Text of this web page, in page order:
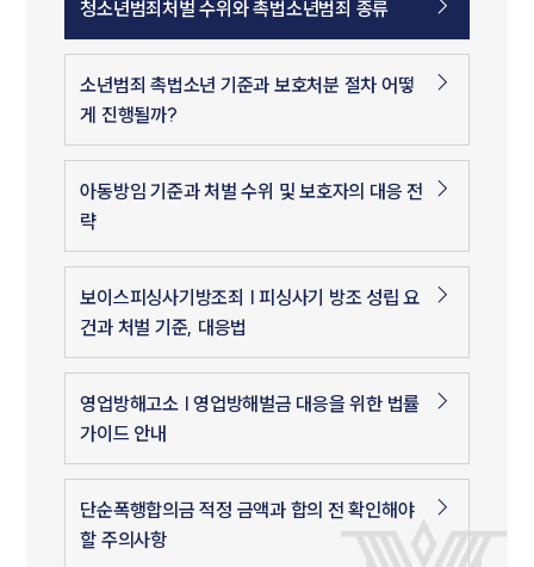
청소년범죄처벌 수위와 촉법소년범죄 종류
소년범죄 촉법소년 기준과 보호처분 절차 어떻
게 진행될까?
아동방임 기준과 처벌 수위 및 보호자의 대응 전
략
보이스피싱사기방조죄 | 피싱사기 방조 성립 요
건과 처벌 기준, 대응법
영업방해고소 | 영업방해벌금 대응을 위한 법률
가이드 안내
단순폭행합의금 적정 금액과 합의 전 확인해야
할 주의사항